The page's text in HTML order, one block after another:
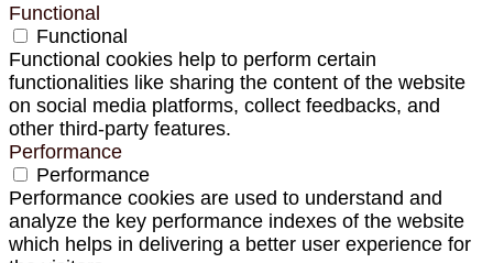
Functional
Functional
Functional cookies help to perform certain
functionalities like sharing the content of the website
on social media platforms, collect feedbacks, and
other third-party features.
Performance
Performance
Performance cookies are used to understand and
analyze the key performance indexes of the website
which helps in delivering a better user experience for